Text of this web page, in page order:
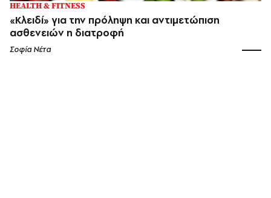
HEALTH & FITNESS
«Κλειδί» για την πρόληψη και αντιμετώπιση
ασθενειών η διατροφή
Σοφία Νέτα